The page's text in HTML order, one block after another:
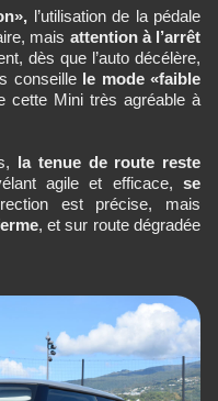
l’utilisation de la pédale
mais attention à l’arrêt
dès que l’auto décélère,
conseille le mode «faible
cette Mini très agréable à
la tenue de route reste
agile et efficace, se
est précise, mais
, et sur route dégradée